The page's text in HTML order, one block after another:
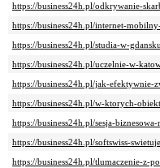
https://business24h.pl/odkrywanie-
https://business24h.pl/internet-
https://business24h.pl/studia-w-
https://business24h.pl/uczelnie-w-
https://business24h.pl/jak-efektywnie-
https://business24h.pl/w-ktorych-
https://business24h.pl/sesja-
https://business24h.pl/softswiss-
https://business24h.pl/tlumaczenie-z-